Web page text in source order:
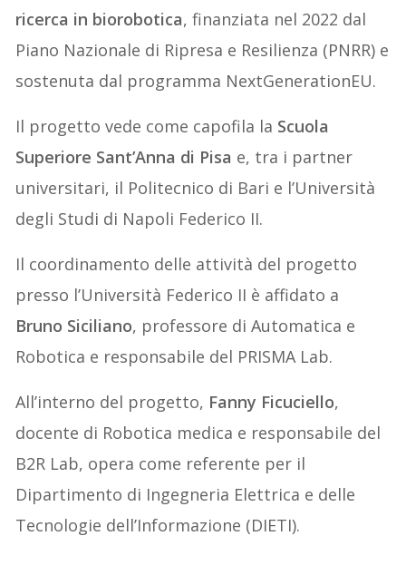
ricerca in biorobotica, finanziata nel 2022 dal
Piano Nazionale di Ripresa e Resilienza (PNRR) e
sostenuta dal programma NextGenerationEU.
Il progetto vede come capofila la Scuola
Superiore Sant’Anna di Pisa e, tra i partner
universitari, il Politecnico di Bari e l’Università
degli Studi di Napoli Federico II.
Il coordinamento delle attività del progetto
presso l’Università Federico II è affidato a
Bruno Siciliano, professore di Automatica e
Robotica e responsabile del PRISMA Lab.
All’interno del progetto, Fanny Ficuciello,
docente di Robotica medica e responsabile del
B2R Lab, opera come referente per il
Dipartimento di Ingegneria Elettrica e delle
Tecnologie dell’Informazione (DIETI).